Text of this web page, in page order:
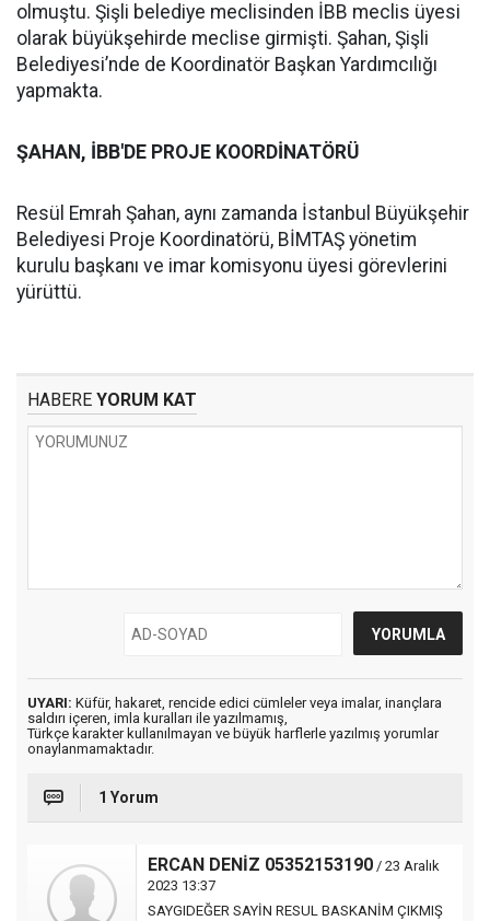
olmuştu. Şişli belediye meclisinden İBB meclis üyesi
olarak büyükşehirde meclise girmişti. Şahan, Şişli
Belediyesi’nde de Koordinatör Başkan Yardımcılığı
yapmakta.
ŞAHAN, İBB'DE PROJE KOORDİNATÖRÜ
Resül Emrah Şahan, aynı zamanda İstanbul Büyükşehir
Belediyesi Proje Koordinatörü, BİMTAŞ yönetim
kurulu başkanı ve imar komisyonu üyesi görevlerini
yürüttü.
HABERE YORUM KAT
UYARI: Küfür, hakaret, rencide edici cümleler veya imalar, inançlara
saldırı içeren, imla kuralları ile yazılmamış,
Türkçe karakter kullanılmayan ve büyük harflerle yazılmış yorumlar
onaylanmamaktadır.
1 Yorum
ERCAN DENİZ 05352153190 / 23 Aralık
2023 13:37
SAYGIDEĞER SAYİN RESUL BASKANİM ÇIKMIŞ